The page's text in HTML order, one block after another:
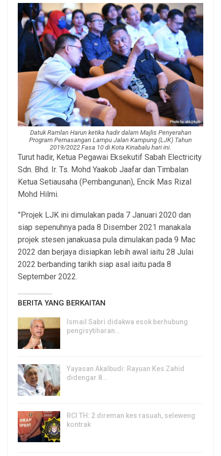
Datuk Ramlan Harun ketika hadir dalam Majlis Penyerahan
Program Pemasangan Lampu Jalan Kampung (LJK) Tahun
2019/2022 Fasa 10 di Kota Kinabalu hari ini.
Turut hadir, Ketua Pegawai Eksekutif Sabah Electricity
Sdn. Bhd. Ir. Ts. Mohd Yaakob Jaafar dan Timbalan
Ketua Setiausaha (Pembangunan), Encik Mas Rizal
Mohd Hilmi.
”Projek LJK ini dimulakan pada 7 Januari 2020 dan
siap sepenuhnya pada 8 Disember 2021 manakala
projek stesen janakuasa pula dimulakan pada 9 Mac
2022 dan berjaya disiapkan lebih awal iaitu 28 Julai
2022 berbanding tarikh siap asal iaitu pada 8
September 2022.
BERITA YANG BERKAITAN
Ismail Sabri didakwa esok berhubung
pengisytiharan…
Yayasan Akalbudi: Rayuan Kes Zahid
didengar 8…
RCI TH: 2 direman kes rasuah, seleweng
kontrak